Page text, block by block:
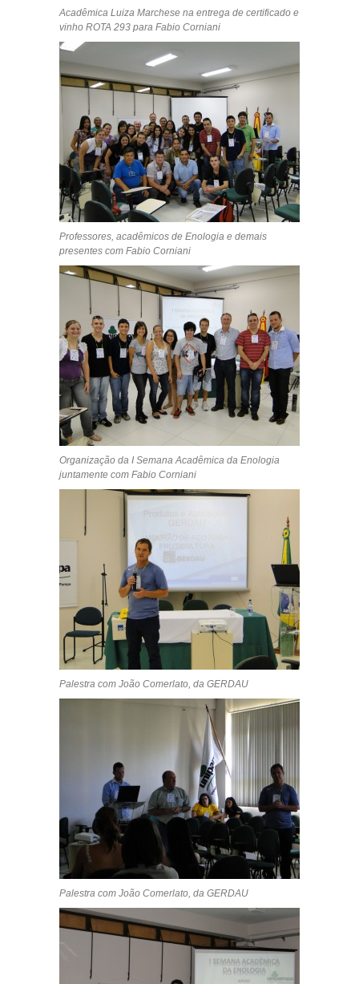
Acadêmica Luiza Marchese na entrega de certificado e
vinho ROTA 293 para Fabio Corniani
Professores, acadêmicos de Enologia e demais
presentes com Fabio Corniani
Organização da I Semana Acadêmica da Enologia
juntamente com Fabio Corniani
Palestra com João Comerlato, da GERDAU
Palestra com João Comerlato, da GERDAU